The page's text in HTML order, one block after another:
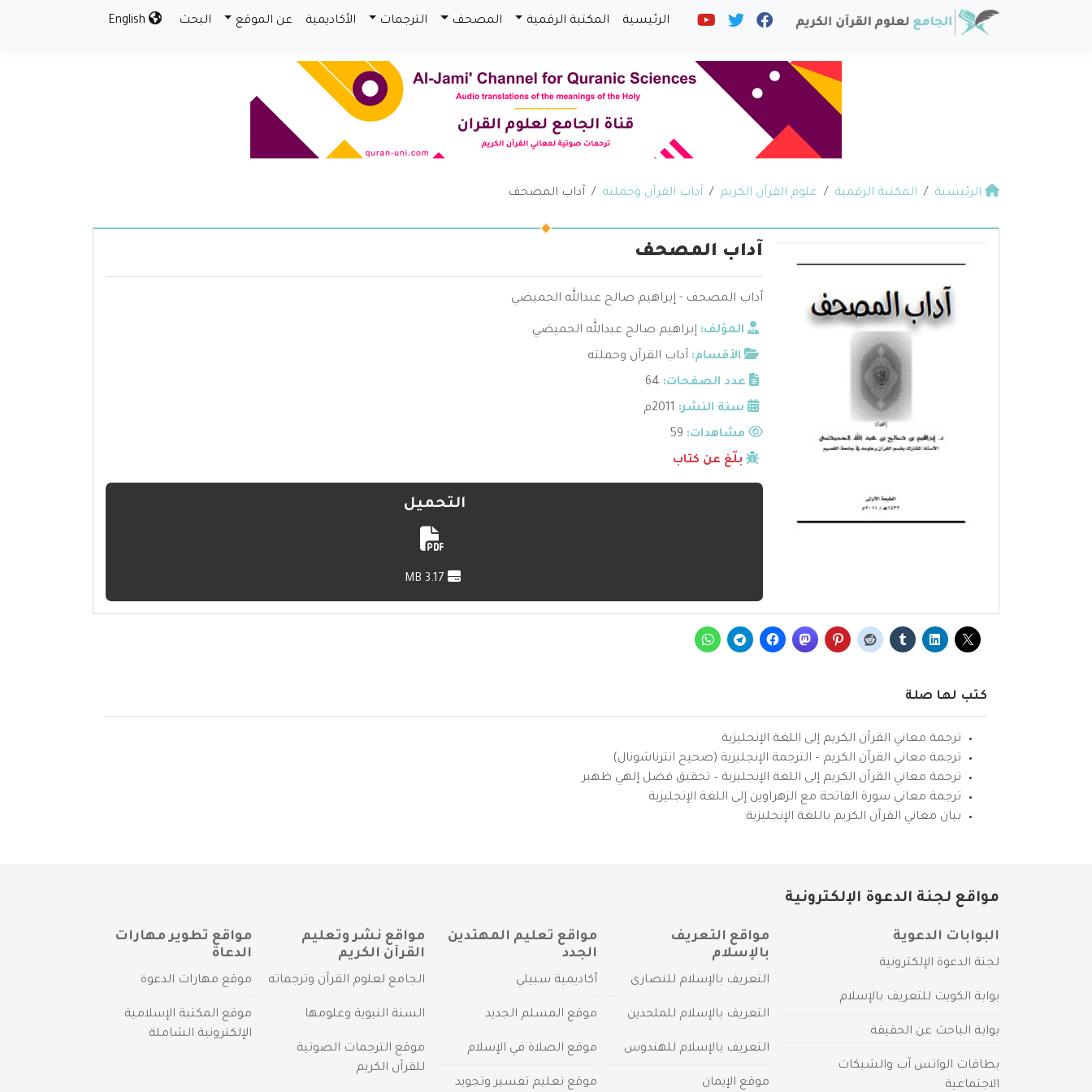
الرئيسية المكتبة الرقمية المصحف الترجمات الأكاديمية عن الموقع البحث
الرئيسية المكتبة الرقمية علوم القرآن الكريم آداب القرآن وحملته آداب المصحف
آداب المصحف
آداب المصحف - إبراهيم صالح عبدالله الحميضي
المؤلف: إبراهيم صالح عبدالله الحميضي
الأقسام: آداب القرآن وحملته
عدد الصفحات: 64
سنة النشر: 2011م
مشاهدات:
بلّغ عن كتاب
التحميل
كتب لها صلة
ترجمة معاني القرآن الكريم إلى اللغة الإنجليزية
ترجمة معاني القرآن الكريم – الترجمة الإنجليزية (صحيح انترناشونال)
ترجمة معاني القرآن الكريم إلى اللغة الإنجليزية – تحقيق فضل إلهي ظهير
ترجمة معاني سورة الفاتحة مع الزهراوين إلى اللغة الإنجليزية
بيان معاني القرآن الكريم باللغة الإنجليزية
مواقع لجنة الدعوة الإلكترونية
البوابات الدعوية
لجنة الدعوة الإلكترونية
بوابة الكويت للتعريف بالإسلام
بوابة الباحث عن الحقيقة
بطاقات الواتس آب والشبكات
الاجتماعية
مواقع التعريف
بالإسلام
التعريف بالإسلام للنصارى
التعريف بالإسلام للملحدين
التعريف بالإسلام للهندوس
موقع الإيمان
مواقع تعليم المهتدين
الجدد
أكاديمية سبيلي
موقع المسلم الجديد
موقع الصلاة في الإسلام
موقع تعليم تفسير وتجويد
مواقع نشر وتعليم
القرآن الكريم
الجامع لعلوم القرآن وترجماته
السنة النبوية وعلومها
موقع الترجمات الصوتية
للقرآن الكريم
مواقع تطوير مهارات
الدعاة
موقع مهارات الدعوة
موقع المكتبة الإسلامية
الإلكترونية الشاملة